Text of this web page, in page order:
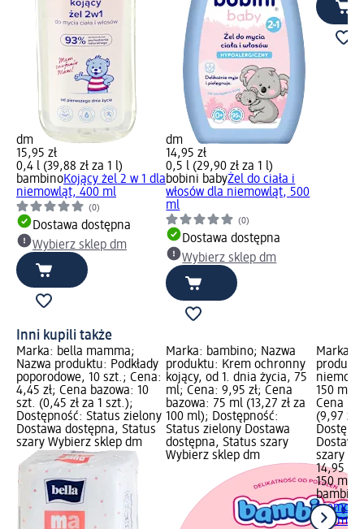
dm
15,95 zł
0,4 l (39,88 zł za 1 l)
bambinoKojący żel 2 w 1 dla
niemowląt, 400 ml
(0)
Dostawa dostępna
Wybierz sklep dm
dm
14,95 zł
0,5 l (29,90 zł za 1 l)
bobini babyŻel do ciała i
włosów dla niemowląt, 500
ml
(0)
Dostawa dostępna
Wybierz sklep dm
Inni kupili także
Marka: bella mamma;
Nazwa produktu: Podkłady
poporodowe, 10 szt.; Cena:
4,45 zł; Cena bazowa: 10
szt. (0,45 zł za 1 szt.);
Dostępność: Status zielony
Dostawa dostępna, Status
szary Wybierz sklep dm
Marka: bambino; Nazwa
produktu: Krem ochronny
kojący, od 1. dnia życia, 75
ml; Cena: 9,95 zł; Cena
bazowa: 75 ml (13,27 zł za
100 ml); Dostępność:
Status zielony Dostawa
dostępna, Status szary
Wybierz sklep dm
Marka:
150 ml;
Cena
(9,97 zł
szary
14,95 zł
150 ml
bambino
150 ml